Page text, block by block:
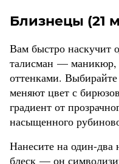
Близнецы (21
Вам быстро наскучит
талисман —
оттенками.
меняют цвет с
градиент от
насыщенного
Нанесите на один-два
блеск — он